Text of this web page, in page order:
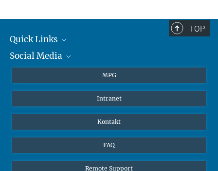
TOP
Quick Links
Journalisten
Social Media
Instagram
YouTube
MPG
Intranet
Kontakt
FAQ
Remote Support